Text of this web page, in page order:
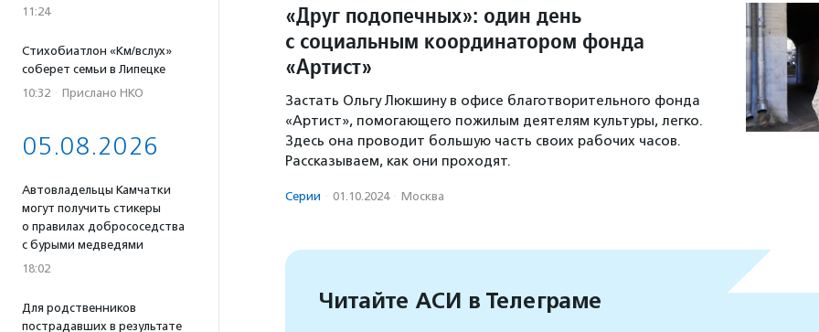
11:24
Стихобиатлон «Км/вслух»
соберет семьи в Липецке
10:32 · Прислано НКО
05.08.2026
Автовладельцы Камчатки
могут получить стикеры
о правилах добрососедства
с бурыми медведями
18:02
Для родственников
пострадавших в результате
«Друг подопечных»: один день
с социальным координатором фонда
«Артист»
Застать Ольгу Люкшину в офисе благотворительного фонда
«Артист», помогающего пожилым деятелям культуры, легко.
Здесь она проводит большую часть своих рабочих часов.
Рассказываем, как они проходят.
Серии · 01.10.2024 · Москва
Читайте АСИ в Телеграме